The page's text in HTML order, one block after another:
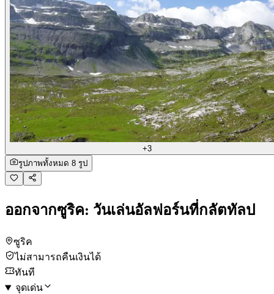
+3
รูปภาพทั้งหมด 8 รูป
ออกจากซูริค: วันเล่นอัลฟอร์นที่กลัตทัลป
ซูริค
ไม่สามารถคืนเงินได้
ทันที
จุดเด่น